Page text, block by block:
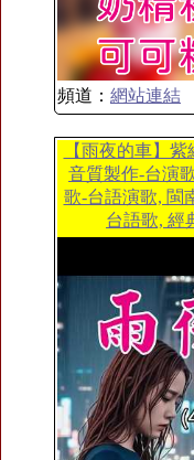
頻道： 網站連結
【雨夜的車】
音質製作-台演
歌-台語演歌, 閩
台語歌, 經